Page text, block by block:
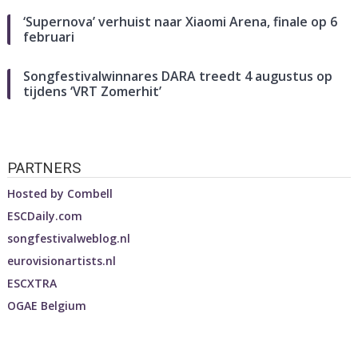
‘Supernova’ verhuist naar Xiaomi Arena, finale op 6
februari
Songfestivalwinnares DARA treedt 4 augustus op
tijdens ‘VRT Zomerhit’
PARTNERS
Hosted by Combell
ESCDaily.com
songfestivalweblog.nl
eurovisionartists.nl
ESCXTRA
OGAE Belgium